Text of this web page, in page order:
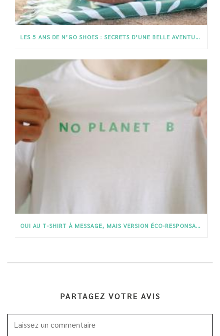
LES 5 ANS DE N’GO SHOES : SECRETS D’UNE BELLE AVENTURE HUMANISTE
OUI AU T-SHIRT À MESSAGE, MAIS VERSION ÉCO-RESPONSABLE !
PARTAGEZ VOTRE AVIS